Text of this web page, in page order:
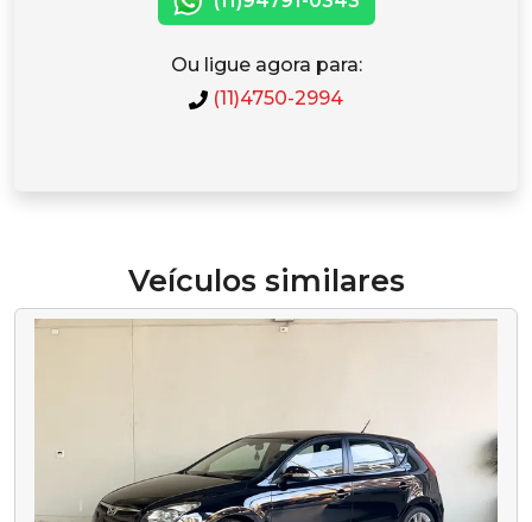
Ou ligue agora para:
(11)4750-2994
Veículos similares